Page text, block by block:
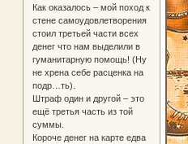
Как оказалось – мой поход к
стене самоудовлетворения
стоил третьей части всех
денег что нам выделили в
гуманитарную помощь! (Ну
не хрена себе расценка на
подр…ть).
Штраф один и другой – это
ещё третья часть из той
суммы.
Короче денег на карте едва